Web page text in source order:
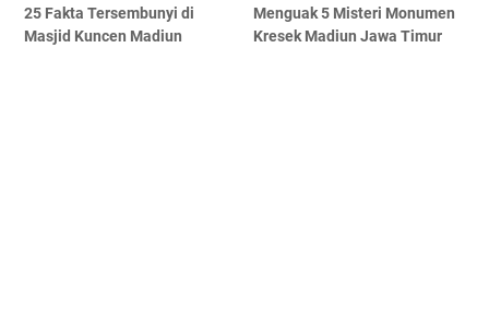
25 Fakta Tersembunyi di
Masjid Kuncen Madiun
Menguak 5 Misteri Monumen
Kresek Madiun Jawa Timur